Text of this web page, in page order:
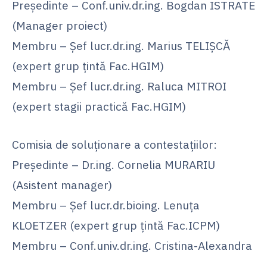
Președinte – Conf.univ.dr.ing. Bogdan ISTRATE
(Manager proiect)
Membru – Șef lucr.dr.ing. Marius TELIȘCĂ
(expert grup țintă Fac.HGIM)
Membru – Șef lucr.dr.ing. Raluca MITROI
(expert stagii practică Fac.HGIM)
Comisia de soluționare a contestațiilor:
Președinte – Dr.ing. Cornelia MURARIU
(Asistent manager)
Membru – Șef lucr.dr.bioing. Lenuța
KLOETZER (expert grup țintă Fac.ICPM)
Membru – Conf.univ.dr.ing. Cristina-Alexandra